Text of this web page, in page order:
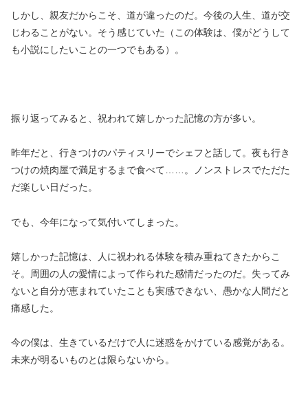
しかし、親友だからこそ、道が違ったのだ。今後の人生、道が交
じわることがない。そう感じていた（この体験は、僕がどうして
も小説にしたいことの一つでもある）。
振り返ってみると、祝われて嬉しかった記憶の方が多い。
昨年だと、行きつけのパティスリーでシェフと話して。夜も行き
つけの焼肉屋で満足するまで食べて……。ノンストレスでただた
だ楽しい日だった。
でも、今年になって気付いてしまった。
嬉しかった記憶は、人に祝われる体験を積み重ねてきたからこ
そ。周囲の人の愛情によって作られた感情だったのだ。失ってみ
ないと自分が恵まれていたことも実感できない、愚かな人間だと
痛感した。
今の僕は、生きているだけで人に迷惑をかけている感覚がある。
未来が明るいものとは限らないから。